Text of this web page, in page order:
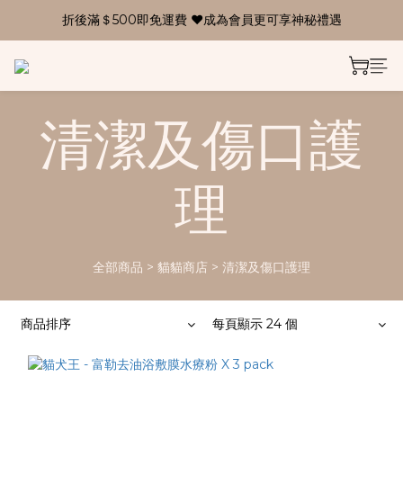
折後滿＄500即免運費 ❤成為會員更可享神秘禮遇
清潔及傷口護
理
全部商品 > 貓貓商店 > 清潔及傷口護理
商品排序 每頁顯示 24 個